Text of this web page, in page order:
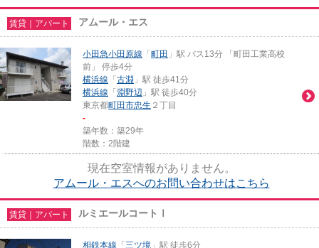
賃貸｜アパート アムール・エス
小田急小田原線 「 町田 」駅 バス13分 「町田工業高校
前」 停歩4分
横浜線 「 古淵 」駅 徒歩41分
横浜線 「 淵野辺 」駅 徒歩40分
東京都町田市忠生 ２丁目
-
築年数：築29年
階数：2階建
現在空室情報がありません。
アムール・エスへのお問い合わせはこちら
賃貸｜アパート ルミエールコートⅠ
相鉄本線 「 三ツ境 」駅 徒歩6分